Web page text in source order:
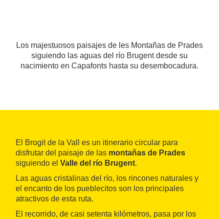
Los majestuosos paisajes de les Montañas de Prades
siguiendo las aguas del río Brugent desde su
nacimiento en Capafonts hasta su desembocadura.
El Brogit de la Vall es un itinerario circular para
disfrutar del paisaje de las montañas de Prades
siguiendo el Valle del río Brugent.
Las aguas cristalinas del río, los rincones naturales y
el encanto de los pueblecitos son los principales
atractivos de esta ruta.
El recorrido, de casi setenta kilómetros, pasa por los